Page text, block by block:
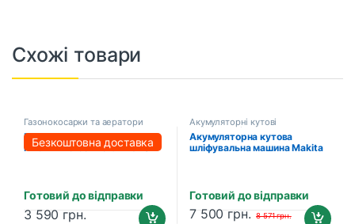
Схожі товари
Газонокосарки та аератори
Безкоштовна доставка
Електрична газонокосарка
PROFI-TEC Comfort LM320
Готовий до відправки
3 590 грн.
Акумуляторні кутові
шліфувальні машини
Акумуляторна кутова
шліфувальна машина Makita
Готовий до відправки
7 500 грн. 8 571грн.